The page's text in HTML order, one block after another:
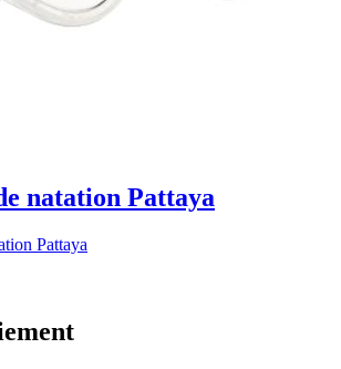
natation Pattaya
Pattaya